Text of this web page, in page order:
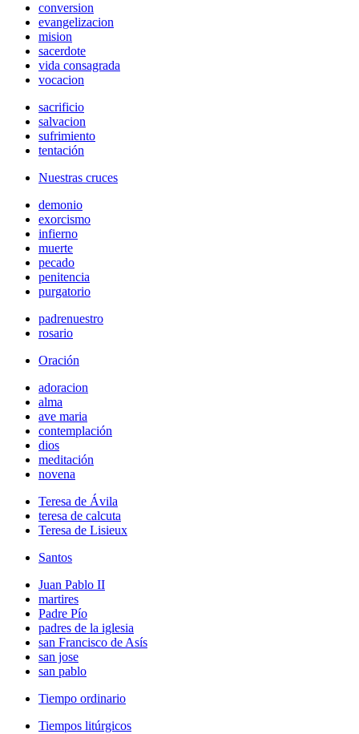
conversion
evangelizacion
mision
sacerdote
vida consagrada
vocacion
sacrificio
salvacion
sufrimiento
tentación
Nuestras cruces
demonio
exorcismo
infierno
muerte
pecado
penitencia
purgatorio
padrenuestro
rosario
Oración
adoracion
alma
ave maria
contemplación
dios
meditación
novena
Teresa de Ávila
teresa de calcuta
Teresa de Lisieux
Santos
Juan Pablo II
martires
Padre Pío
padres de la iglesia
san Francisco de Asís
san jose
san pablo
Tiempo ordinario
Tiempos litúrgicos